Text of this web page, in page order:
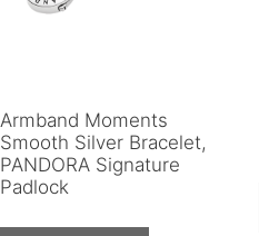
Armband Moments
Smooth Silver Bracelet,
PANDORA Signature
Padlock